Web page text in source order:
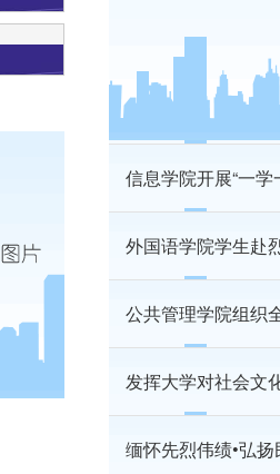
法学院举办“一学
法学院学生党支部
信息学院开展“一
外国语学院学生赴
公共管理学院组织
发挥大学对社会文
缅怀先烈伟绩•弘